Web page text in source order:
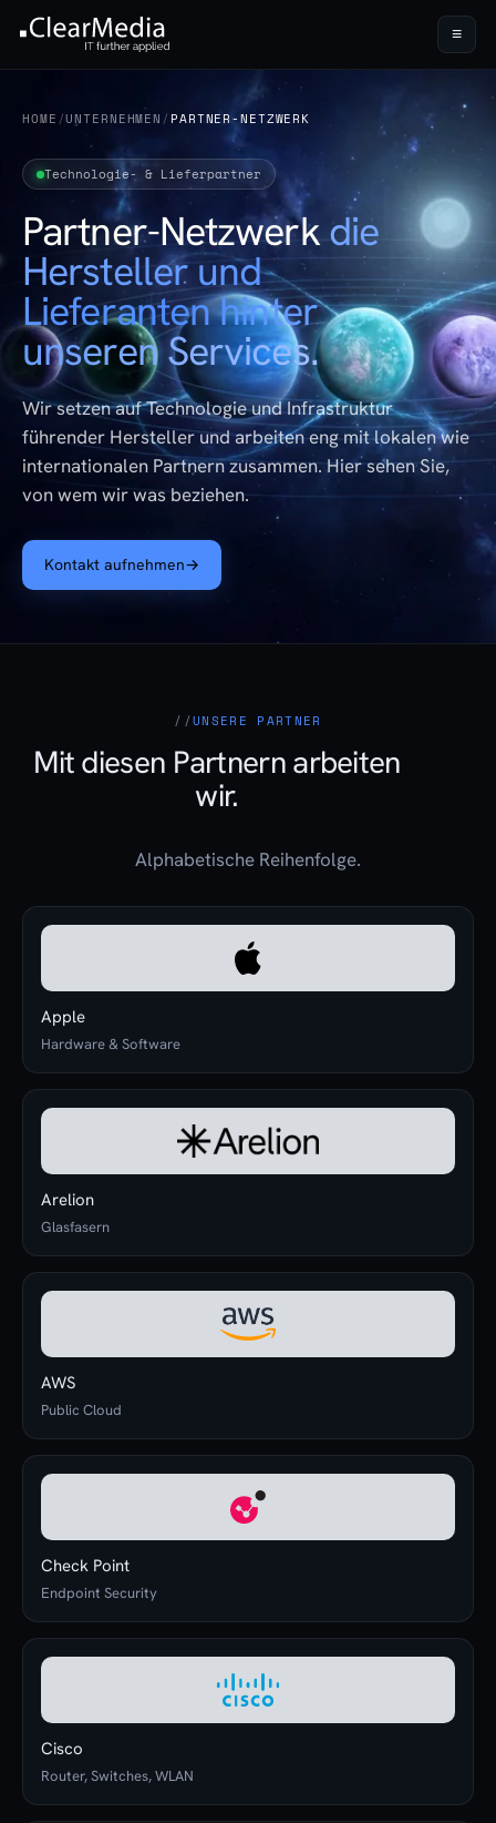
≡
HOME /UNTERNEHMEN / PARTNER-NETZWERK
Technologie- & Lieferpartner
Partner-Netzwerkdie
Hersteller und
Lieferanten hinter
unseren Services.
Wir setzen auf Technologie und Infrastruktur
führender Hersteller und arbeiten eng mit lokalen wie
internationalen Partnern zusammen. Hier sehen Sie,
von wem wir was beziehen.
Kontakt aufnehmen→
UNSERE PARTNER
Mit diesen Partnern arbeiten
wir.
Alphabetische Reihenfolge.
Apple
Hardware & Software
Arelion
Glasfasern
AWS
Public Cloud
Check Point
Endpoint Security
Cisco
Router, Switches, WLAN